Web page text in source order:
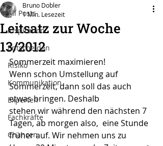
All Posts
Inspiration
Entscheiden
Risiko
Kommunikation
Experten
Fachkräfte
Chancen
Leitsatz zur Woche
13/2012
Bruno Dobler
1 Min. Lesezeit
Sommerzeit maximieren!
Wenn schon Umstellung auf
Sommerzeit, dann soll das auch
etwas bringen. Deshalb
stehen wir während den nächsten 7
Tagen, ab morgen also,  eine Stunde
früher auf. Wir nehmen uns zu